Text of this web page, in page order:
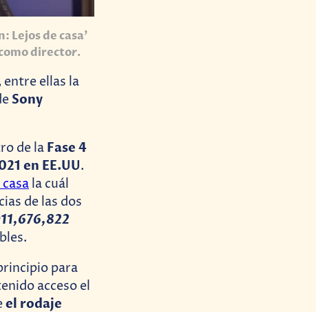
Lejos de casa’
director.
entre ellas la
Sony
de la Fase 4
en EE.UU.
la cuál
de las dos
para
acceso el
el rodaje